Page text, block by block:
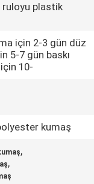
ruloyu plastik
için 2-3 gün düz
5-7 gün baskı
10-
kumaş
,
,